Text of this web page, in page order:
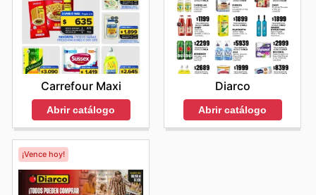
Carrefour Maxi
Abrir catálogo
Diarco
Abrir catálogo
¡Vence hoy!